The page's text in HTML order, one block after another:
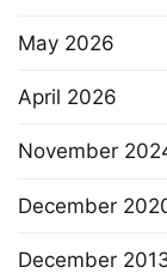
May 2026
April 2026
November
December
December